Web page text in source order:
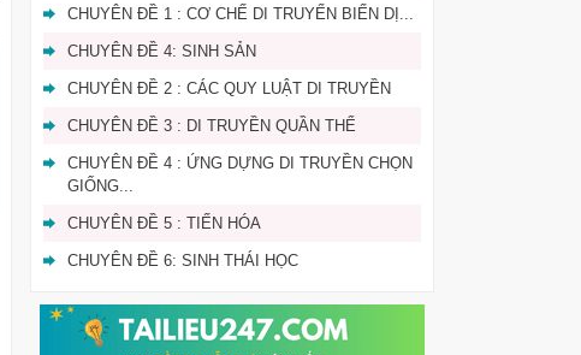
CHUYÊN ĐỀ 1 : CƠ CHẾ DI TRUYẾN BIẾN DỊ...
CHUYÊN ĐỀ 4: SINH SẢN
CHUYÊN ĐỀ 2 : CÁC QUY LUẬT DI TRUYỀN
CHUYÊN ĐỀ 3 : DI TRUYỀN QUẦN THỂ
CHUYÊN ĐỀ 4 : ỨNG DỰNG DI TRUYỀN CHỌN
GIỐNG...
CHUYÊN ĐỀ 5 : TIẾN HÓA
CHUYÊN ĐỀ 6: SINH THÁI HỌC